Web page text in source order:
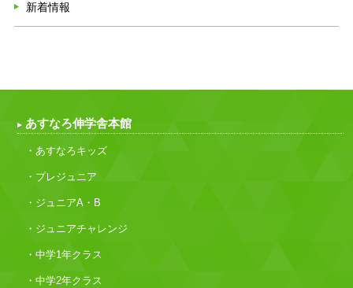
新着情報
あすなろ伸学舎本館
・あすなろキッズ
・プレジュニア
・ジュニアA・B
・ジュニアチャレンジ
・中学1年クラス
・中学2年クラス